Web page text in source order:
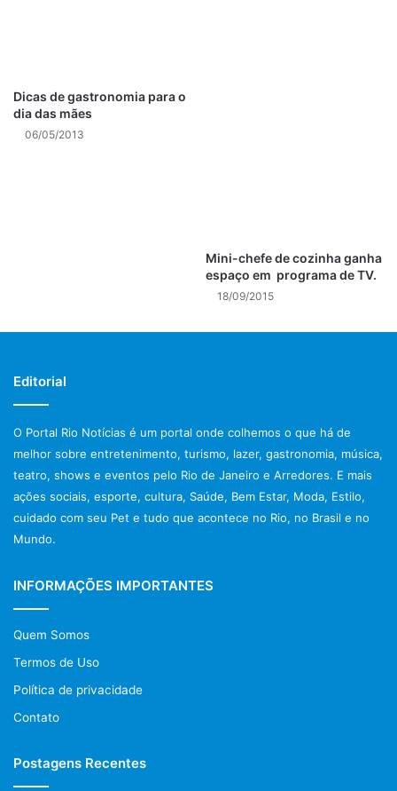
Dicas de gastronomia para o
dia das mães
06/05/2013
Mini-chefe de cozinha ganha
espaço em programa de TV.
18/09/2015
Editorial
O Portal Rio Notícias é um portal onde colhemos o que há de
melhor sobre entretenimento, turismo, lazer, gastronomia, música,
teatro, shows e eventos pelo Rio de Janeiro e Arredores. E mais
ações sociais, esporte, cultura, Saúde, Bem Estar, Moda, Estilo,
cuidado com seu Pet e tudo que acontece no Rio, no Brasil e no
Mundo.
INFORMAÇÕES IMPORTANTES
Quem Somos
Termos de Uso
Política de privacidade
Contato
Postagens Recentes